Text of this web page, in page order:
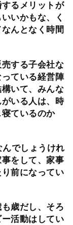
るメリットが
いかもな、く
んとなく時間
する子会社な
ている経営陣
いて、みんな
いる人は、時
ているのか
でしょうけれ
をして、家事
前になってい
歳だし、そろ
活動はしてい